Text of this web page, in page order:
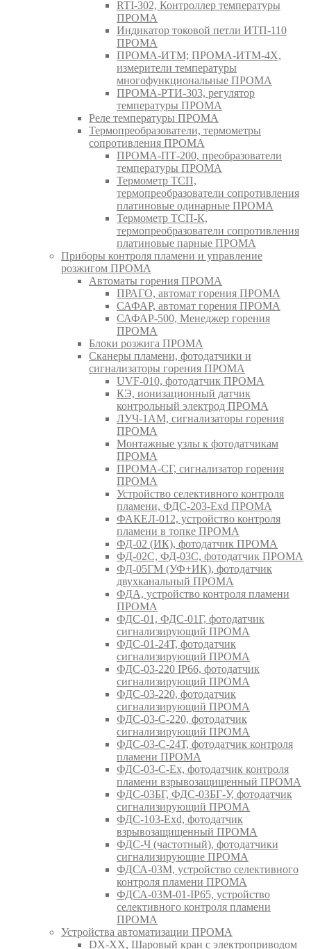
RTI-302, Контроллер температуры
ПРОМА
Индикатор токовой петли ИТП-110
ПРОМА
ПРОМА-ИТМ; ПРОМА-ИТМ-4Х,
измерители температуры
многофункциональные ПРОМА
ПРОМА-РТИ-303, регулятор
температуры ПРОМА
Реле температуры ПРОМА
Термопреобразователи, термометры
сопротивления ПРОМА
ПРОМА-ПТ-200, преобразователи
температуры ПРОМА
Термометр ТСП,
термопреобразователи сопротивления
платиновые одинарные ПРОМА
Термометр ТСП-К,
термопреобразователи сопротивления
платиновые парные ПРОМА
Приборы контроля пламени и управление
розжигом ПРОМА
Автоматы горения ПРОМА
ПРАГО, автомат горения ПРОМА
САФАР, автомат горения ПРОМА
САФАР-500, Менеджер горения
ПРОМА
Блоки розжига ПРОМА
Сканеры пламени, фотодатчики и
сигнализаторы горения ПРОМА
UVF-010, фотодатчик ПРОМА
КЭ, ионизационный датчик
контрольный электрод ПРОМА
ЛУЧ-1АМ, сигнализаторы горения
ПРОМА
Монтажные узлы к фотодатчикам
ПРОМА
ПРОМА-СГ, сигнализатор горения
ПРОМА
Устройство селективного контроля
пламени, ФДС-203-Exd ПРОМА
ФАКЕЛ-012, устройство контроля
пламени в топке ПРОМА
ФД-02 (ИК), фотодатчик ПРОМА
ФД-02С, ФД-03С, фотодатчик ПРОМА
ФД-05ГМ (УФ+ИК), фотодатчик
двухканальный ПРОМА
ФДА, устройство контроля пламени
ПРОМА
ФДС-01, ФДС-01Г, фотодатчик
сигнализирующий ПРОМА
ФДС-01-24Т, фотодатчик
сигнализирующий ПРОМА
ФДС-03-220 IP66, фотодатчик
сигнализирующий ПРОМА
ФДС-03-220, фотодатчик
сигнализирующий ПРОМА
ФДС-03-С-220, фотодатчик
сигнализирующий ПРОМА
ФДС-03-С-24Т, фотодатчик контроля
пламени ПРОМА
ФДС-03-С-Ex, фотодатчик контроля
пламени взрывозащищенный ПРОМА
ФДС-03БГ, ФДС-03БГ-У, фотодатчик
сигнализирующий ПРОМА
ФДС-103-Ехd, фотодатчик
взрывозащищенный ПРОМА
ФДС-Ч (частотный), фотодатчики
сигнализирующие ПРОМА
ФДСА-03М, устройство селективного
контроля пламени ПРОМА
ФДСА-03М-01-IP65, устройство
селективного контроля пламени
ПРОМА
Устройства автоматизации ПРОМА
DX-XX, Шаровый кран c электроприводом